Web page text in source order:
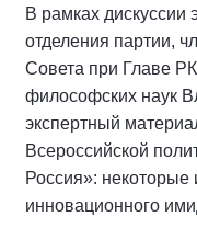
В рамках дискуссии
отделения партии,
Совета при Главе
философских наук
экспертный
Всероссийской
Россия»:
инновационного